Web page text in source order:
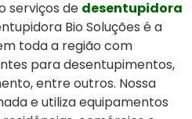
serviços de desentupidora
Bio Soluções é a
toda a região com
para desentupimentos,
entre outros. Nossa
e utiliza equipamentos